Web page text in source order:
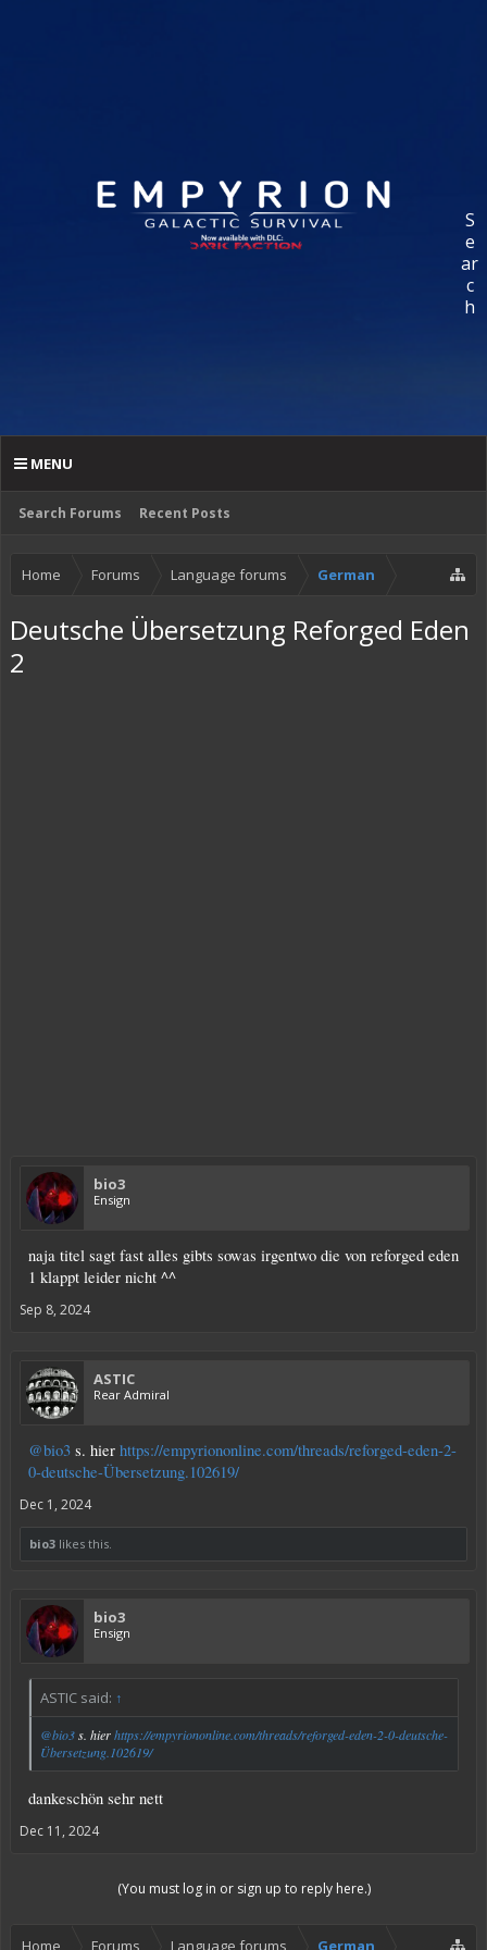
S
e
ar
c
h
Search Forums Recent Posts
MENU
Home Forums Language forums German
Deutsche Übersetzung Reforged Eden
2
bio3
Ensign
naja titel sagt fast alles gibts sowas irgentwo die von reforged eden
1 klappt leider nicht ^^
Sep 8, 2024
ASTIC
Rear Admiral
@bio3 s. hier https://empyriononline.com/threads/reforged-eden-2-
0-deutsche-Übersetzung.102619/
Dec 1, 2024
bio3 likes this.
bio3
Ensign
ASTIC said: ↑
@bio3s. hierhttps://empyriononline.com/threads/reforged-eden-2-0-deutsche-
Übersetzung.102619/
dankeschön sehr nett
Dec 11, 2024
(You must log in or sign up to reply here.)
Home Forums Language forums German